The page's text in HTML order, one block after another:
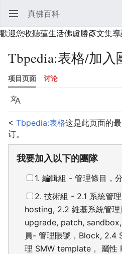
打开主菜单 真佛百科
歡迎您收聽蓮生活佛盧勝彥文集
Tbpedia:表格/加入
项目页面 讨论
语言
< Tbpedia:表格这是此页面的
订。
我要加入以下的團隊
1. 編輯組 - 管理條目，
2. 技術組 - 2.1 系統管
hosting, 2.2 維基系統管
upgrade, patch,
員- 管理賬號，Block, 2.4
理 SMW template， 屬性